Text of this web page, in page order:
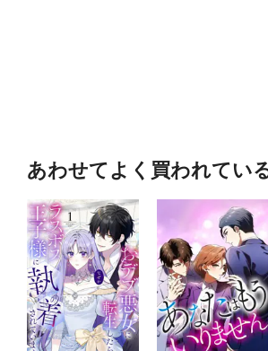
あわせてよく買われてい